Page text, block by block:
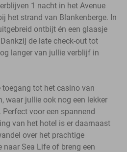
1 nacht in het Avenue
het strand van Blankenberge. In
ontbijt én een glaasje
de late check-out tot
langer van jullie verblijf in
tot het casino van
waar jullie ook nog een lekker
voor een spannend
van het hotel is er daarnaast
over het prachtige
naar Sea Life of breng een